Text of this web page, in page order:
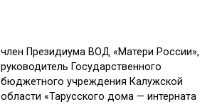
член Президиума ВОД «Матери России»,
руководитель Государственного
бюджетного учреждения Калужской
области «Тарусского дома — интерната